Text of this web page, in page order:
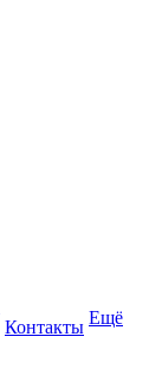
Контакты Ещё